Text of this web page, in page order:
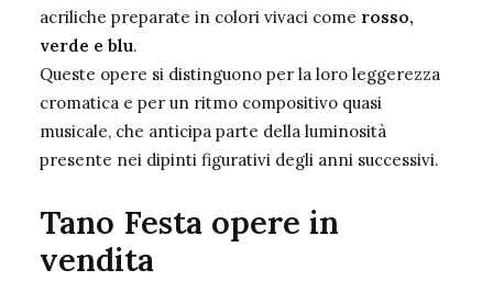
acriliche preparate in colori vivaci come rosso,
verde e blu.
Queste opere si distinguono per la loro leggerezza
cromatica e per un ritmo compositivo quasi
musicale, che anticipa parte della luminosità
presente nei dipinti figurativi degli anni successivi.
Tano Festa opere in
vendita